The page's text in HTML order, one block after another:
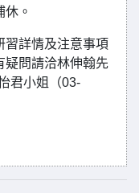
。
習詳情及注意事項
疑問請洽林伸翰先
君小姐（03-